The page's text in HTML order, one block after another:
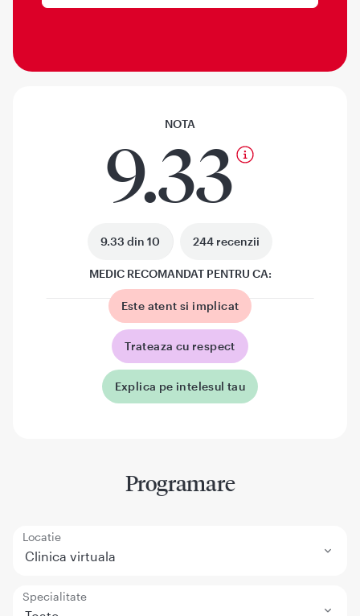
NOTA
9.33
9.33 din 10 244 recenzii
MEDIC RECOMANDAT PENTRU CA:
Este atent si implicat
Trateaza cu respect
Explica pe intelesul tau
Programare
Locatie
Clinica virtuala
Specialitate